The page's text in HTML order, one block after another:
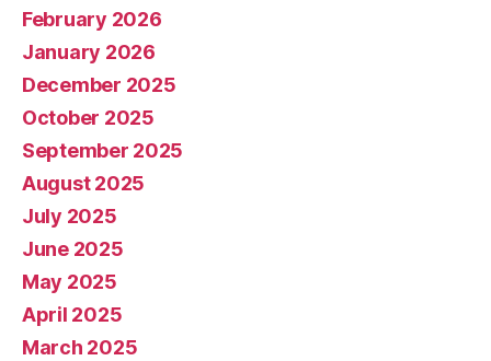
February 2026
January 2026
December 2025
October 2025
September 2025
August 2025
July 2025
June 2025
May 2025
April 2025
March 2025